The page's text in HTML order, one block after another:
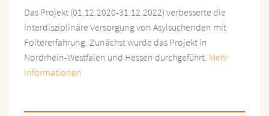
Das Projekt (01.12.2020-31.12.2022) verbesserte die
interdisziplinäre Versorgung von Asylsuchenden mit
Foltererfahrung. Zunächst wurde das Projekt in
Nordrhein-Westfalen und Hessen durchgeführt. Mehr
Informationen